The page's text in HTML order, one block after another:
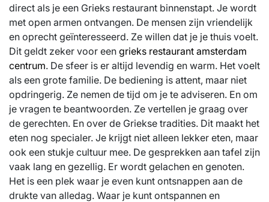
direct als je een Grieks restaurant binnenstapt. Je wordt
met open armen ontvangen. De mensen zijn vriendelijk
en oprecht geïnteresseerd. Ze willen dat je je thuis voelt.
Dit geldt zeker voor een grieks restaurant amsterdam
centrum. De sfeer is er altijd levendig en warm. Het voelt
als een grote familie. De bediening is attent, maar niet
opdringerig. Ze nemen de tijd om je te adviseren. En om
je vragen te beantwoorden. Ze vertellen je graag over
de gerechten. En over de Griekse tradities. Dit maakt het
eten nog specialer. Je krijgt niet alleen lekker eten, maar
ook een stukje cultuur mee. De gesprekken aan tafel zijn
vaak lang en gezellig. Er wordt gelachen en genoten.
Het is een plek waar je even kunt ontsnappen aan de
drukte van alledag. Waar je kunt ontspannen en